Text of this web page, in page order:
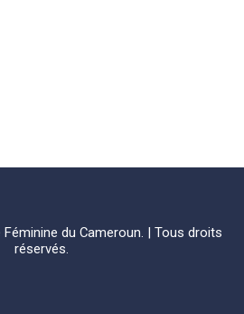
du Cameroun. | Tous droits
réservés.